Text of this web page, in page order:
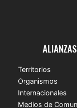
ALIANZAS
Territorios
Organismos
Internacionales
Medios de